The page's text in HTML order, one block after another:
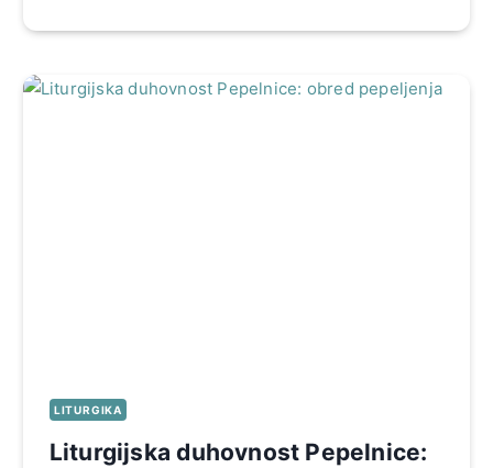
LITURGIKA
Liturgijska duhovnost Pepelnice: